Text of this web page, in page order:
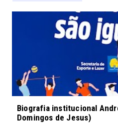
Biografia institucional
Domingos de Jesus)